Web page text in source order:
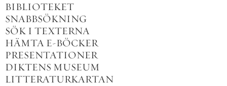
BIBLIOTEKET
SNABBSÖKNING
SÖK I TEXTERNA
HÄMTA E-BÖCKER
PRESENTATIONER
DIKTENS MUSEUM
LITTERATURKARTAN